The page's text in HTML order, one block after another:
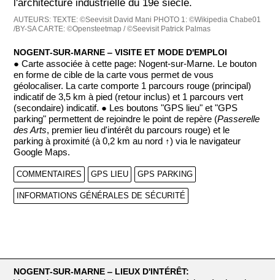
l'architecture industrielle du 19e siècle.
AUTEURS:TEXTE: ©Seevisit David Mani PHOTO 1: ©Wikipedia Chabe01
/BY-SA CARTE: ©Opensteetmap / ©Seevisit Patrick Palmas
NOGENT-SUR-MARNE ‒ VISITE ET MODE D'EMPLOI
● Carte associée à cette page: Nogent-sur-Marne. Le bouton
en forme de cible de la carte vous permet de vous
géolocaliser. La carte comporte 1 parcours rouge (principal)
indicatif de 3,5 km à pied (retour inclus) et 1 parcours vert
(secondaire) indicatif. ● Les boutons "GPS lieu" et "GPS
parking" permettent de rejoindre le point de repère (Passerelle
des Arts, premier lieu d'intérêt du parcours rouge) et le
parking à proximité (à 0,2 km au nord ↑) via le navigateur
Google Maps.
COMMENTAIRES GPS LIEU GPS PARKING
INFORMATIONS GÉNÉRALES DE SÉCURITÉ
NOGENT-SUR-MARNE ‒ LIEUX D'INTÉRÊT: